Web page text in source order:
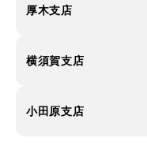
厚木支店
横須賀支店
小田原支店